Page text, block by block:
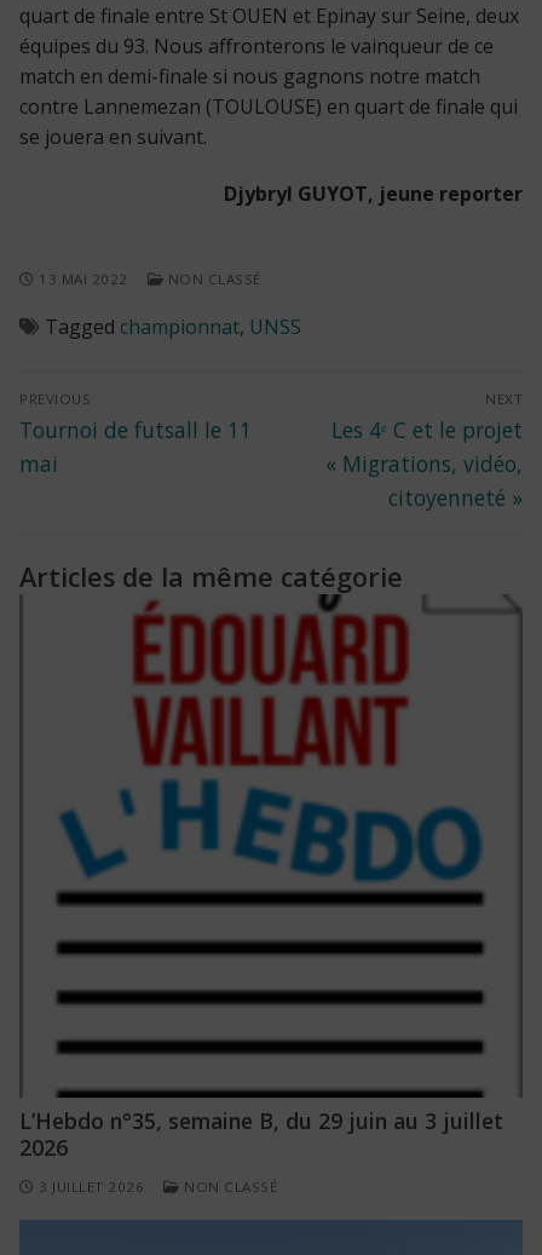
quart de finale entre St OUEN et Epinay sur Seine, deux
équipes du 93. Nous affronterons le vainqueur de ce
match en demi-finale si nous gagnons notre match
contre Lannemezan (TOULOUSE) en quart de finale qui
se jouera en suivant.
Djybryl GUYOT, jeune reporter
13 MAI 2022 NON CLASSÉ
Tagged championnat, UNSS
Navigation
de
PREVIOUS
Previous
post:
Tournoi de futsall le 11
mai
NEXT
Next
post:
Les 4ᵉ C et le projet
« Migrations, vidéo,
citoyenneté »
Articles de la même catégorie
L’Hebdo n°35, semaine B, du 29 juin au 3 juillet
2026
3 JUILLET 2026 NON CLASSÉ